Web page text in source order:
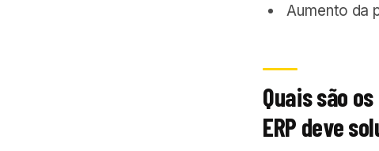
Aumento da
Quais são
ERP deve